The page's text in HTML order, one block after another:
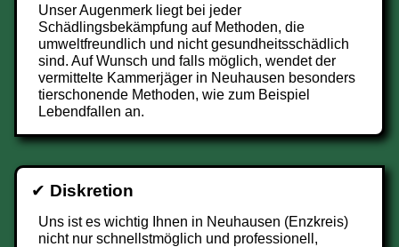
Unser Augenmerk liegt bei jeder
Schädlingsbekämpfung auf Methoden, die
umweltfreundlich und nicht gesundheitsschädlich
sind. Auf Wunsch und falls möglich, wendet der
vermittelte Kammerjäger in Neuhausen besonders
tierschonende Methoden, wie zum Beispiel
Lebendfallen an.
✔ Diskretion
Uns ist es wichtig Ihnen in Neuhausen (Enzkreis)
nicht nur schnellstmöglich und professionell,